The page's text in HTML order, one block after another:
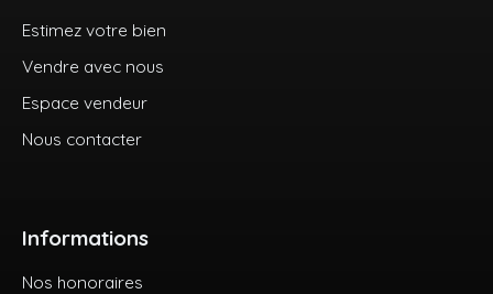
Estimez votre bien
Vendre avec nous
Espace vendeur
Nous contacter
Informations
Nos honoraires